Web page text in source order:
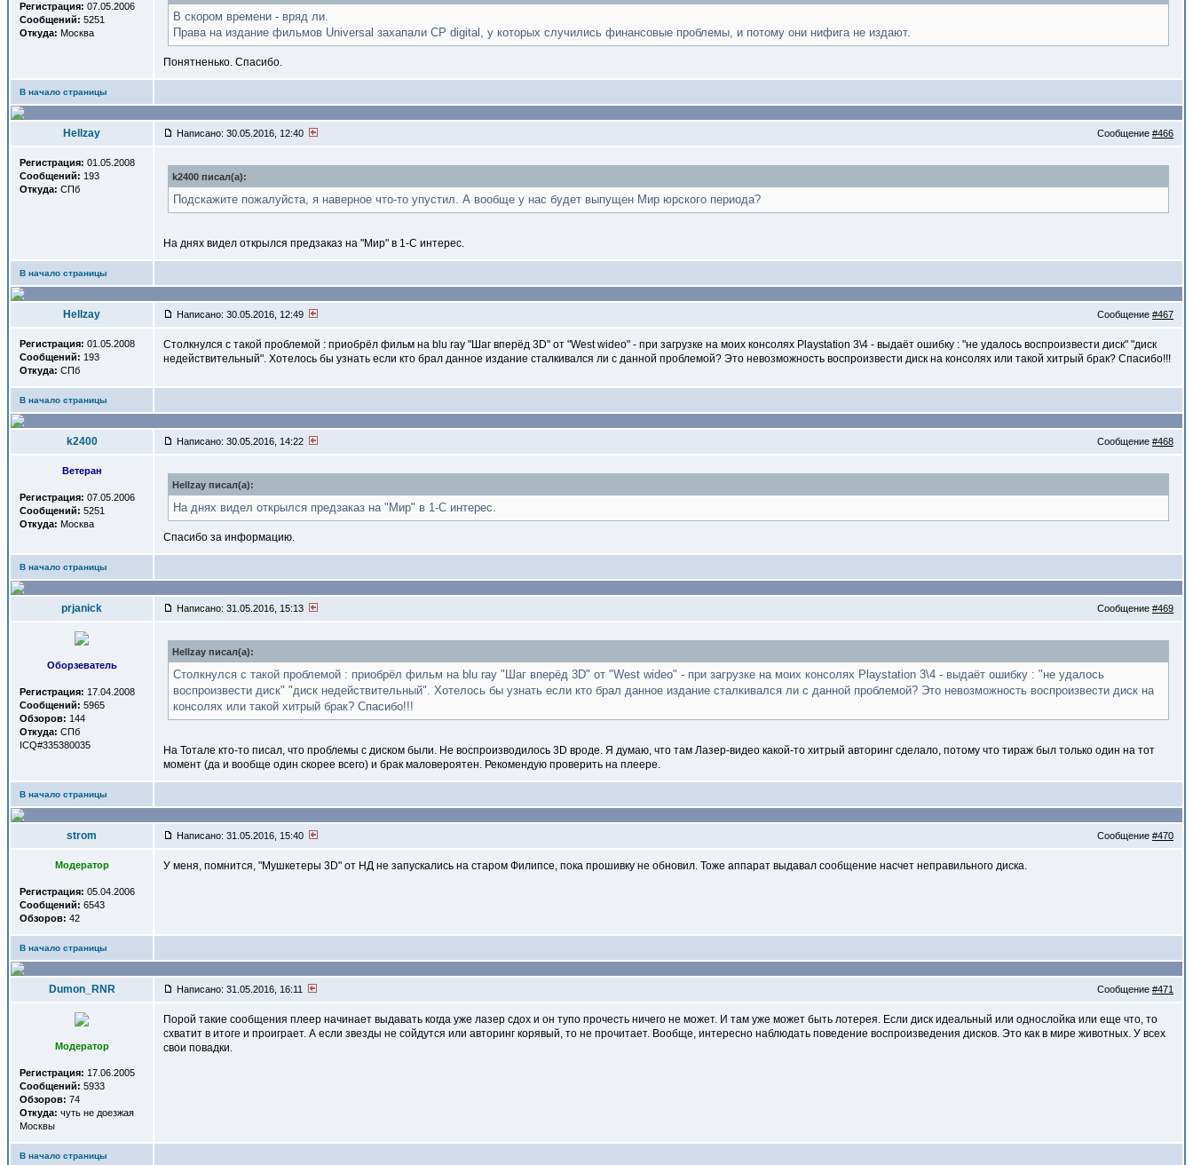
Регистрация: 07.05.2006
Сообщений: 5251
Откуда: Москва
В скором времени - вряд ли.
Права на издание фильмов Universal захапали CP digital, у которых случились финансовые проблемы, и потому они нифига не издают.
Понятненько. Спасибо.
В начало страницы
Hellzay Написано: 30.05.2016, 12:40 Сообщение #466
Регистрация: 01.05.2008
Сообщений: 193
Откуда: СПб
k2400 писал(a):
Подскажите пожалуйста, я наверное что-то упустил. А вообще у нас будет выпущен Мир юрского периода?
На днях видел открылся предзаказ на "Мир" в 1-С интерес.
В начало страницы
Hellzay Написано: 30.05.2016, 12:49 Сообщение #467
Регистрация: 01.05.2008
Сообщений: 193
Откуда: СПб
Столкнулся с такой проблемой : приобрёл фильм на blu ray "Шаг вперёд 3D" от "West wideo" - при загрузке на моих консолях Playstation 3\4 - выдаёт ошибку : "не удалось воспроизвести диск" "диск
недействительный". Хотелось бы узнать если кто брал данное издание сталкивался ли с данной проблемой? Это невозможность воспроизвести диск на консолях или такой хитрый брак? Спасибо!!!
В начало страницы
k2400 Написано: 30.05.2016, 14:22 Сообщение #468
Ветеран
Регистрация: 07.05.2006
Сообщений: 5251
Откуда: Москва
Hellzay писал(a):
На днях видел открылся предзаказ на "Мир" в 1-С интерес.
Спасибо за информацию.
В начало страницы
prjanick Написано: 31.05.2016, 15:13 Сообщение #469
Оборзеватель
Регистрация: 17.04.2008
Сообщений: 5965
Обзоров: 144
Откуда: СПб
ICQ#335380035
Hellzay писал(a):
Столкнулся с такой проблемой : приобрёл фильм на blu ray "Шаг вперёд 3D" от "West wideo" - при загрузке на моих консолях Playstation 3\4 - выдаёт ошибку : "не удалось
воспроизвести диск" "диск недействительный". Хотелось бы узнать если кто брал данное издание сталкивался ли с данной проблемой? Это невозможность воспроизвести диск на
консолях или такой хитрый брак? Спасибо!!!
На Тотале кто-то писал, что проблемы с диском были. Не воспроизводилось 3D вроде. Я думаю, что там Лазер-видео какой-то хитрый авторинг сделало, потому что тираж был только один на тот
момент (да и вообще один скорее всего) и брак маловероятен. Рекомендую проверить на плеере.
В начало страницы
strom Написано: 31.05.2016, 15:40 Сообщение #470
Модератор
Регистрация: 05.04.2006
Сообщений: 6543
Обзоров: 42
У меня, помнится, "Мушкетеры 3D" от НД не запускались на старом Филипсе, пока прошивку не обновил. Тоже аппарат выдавал сообщение насчет неправильного диска.
В начало страницы
Dumon_RNR Написано: 31.05.2016, 16:11 Сообщение #471
Модератор
Регистрация: 17.06.2005
Сообщений: 5933
Обзоров: 74
Откуда: чуть не доезжая
Москвы
Порой такие сообщения плеер начинает выдавать когда уже лазер сдох и он тупо прочесть ничего не может. И там уже может быть лотерея. Если диск идеальный или однослойка или еще что, то
схватит в итоге и проиграет. А если звезды не сойдутся или авторинг корявый, то не прочитает. Вообще, интересно наблюдать поведение воспроизведения дисков. Это как в мире животных. У всех
свои повадки.
В начало страницы